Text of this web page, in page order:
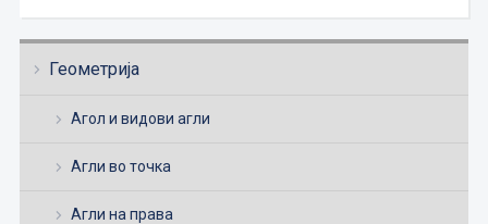
Геометрија
Агол и видови агли
Агли во точка
Агли на права